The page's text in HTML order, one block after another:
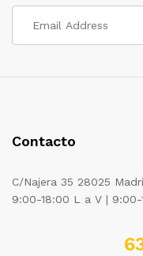
Contacto
C/Najera 35 28025
9:00-18:00 L a V | 9:00-